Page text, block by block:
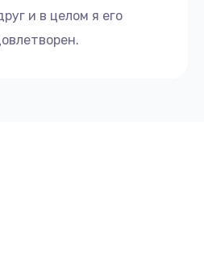
и в целом я его